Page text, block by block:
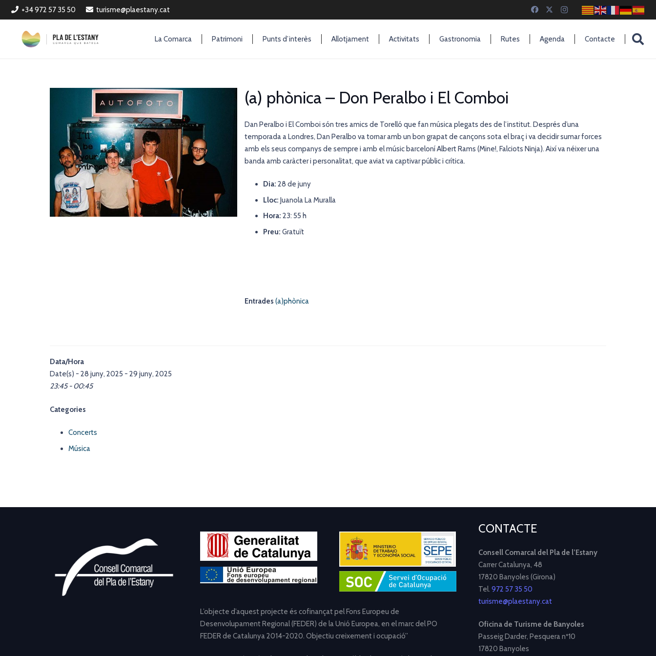
+34 972 57 35 50 turisme@plaestany.cat
La Comarca Patrimoni Punts d’interès Allotjament Activitats Gastronomia Rutes Agenda Contacte
(a) phònica – Don Peralbo i El Comboi
Dan Peralbo i El Comboi són tres amics de Torelló que fan música plegats des de l’institut. Després d’una
temporada a Londres, Dan Peralbo va tornar amb un bon grapat de cançons sota el braç i va decidir sumar forces
amb els seus companys de sempre i amb el músic barceloní Albert Rams (Mine!, Falciots Ninja). Així va néixer una
banda amb caràcter i personalitat, que aviat va captivar públic i crítica.
Dia: 28 de juny
Lloc: Juanola La Muralla
Hora: 23: 55 h
Preu: Gratuït
Entrades (a)phònica
Data/Hora
Date(s) - 28 juny, 2025 - 29 juny, 2025
23:45 - 00:45
Categories
Concerts
Música
L’objecte d’aquest projecte és cofinançat pel Fons Europeu de
Desenvolupament Regional (FEDER) de la Unió Europea, en el marc del PO
FEDER de Catalunya 2014-2020. Objectiu creixement i ocupació”
CONTACTE
Consell Comarcal del Pla de l’Estany
Carrer Catalunya, 48
17820 Banyoles (Girona)
Tel. 972 57 35 50
turisme@plaestany.cat
Oficina de Turisme de Banyoles
Passeig Darder, Pesquera nº10
17820 Banyoles